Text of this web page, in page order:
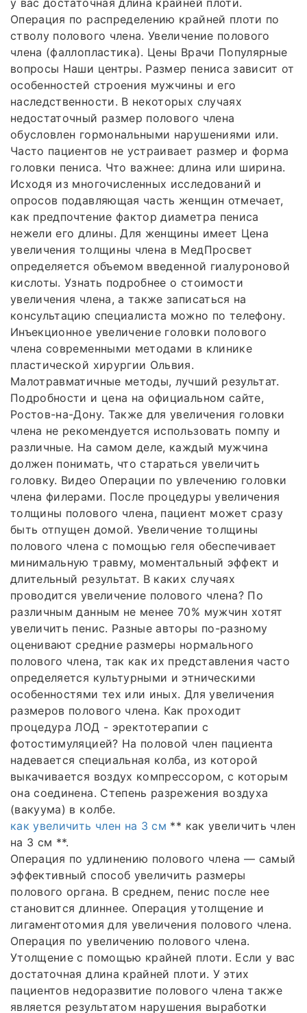
Операция по распределению крайней плоти по
стволу полового члена. Увеличение полового
члена (фаллопластика). Цены Врачи Популярные
вопросы Наши центры. Размер пениса зависит от
особенностей строения мужчины и его
наследственности. В некоторых случаях
недостаточный размер полового члена
обусловлен гормональными нарушениями или.
Часто пациентов не устраивает размер и форма
головки пениса. Что важнее: длина или ширина.
Исходя из многочисленных исследований и
опросов подавляющая часть женщин отмечает,
как предпочтение фактор диаметра пениса
нежели его длины. Для женщины имеет Цена
увеличения толщины члена в МедПросвет
определяется объемом введенной гиалуроновой
кислоты. Узнать подробнее о стоимости
увеличения члена, а также записаться на
консультацию специалиста можно по телефону.
Инъекционное увеличение головки полового
члена современными методами в клинике
пластической хирургии Ольвия.
Малотравматичные методы, лучший результат.
Подробности и цена на официальном сайте,
Ростов-на-Дону. Также для увеличения головки
члена не рекомендуется использовать помпу и
различные. На самом деле, каждый мужчина
должен понимать, что стараться увеличить
головку. Видео Операции по увлечению головки
члена филерами. После процедуры увеличения
толщины полового члена, пациент может сразу
быть отпущен домой. Увеличение толщины
полового члена с помощью геля обеспечивает
минимальную травму, моментальный эффект и
длительный результат. В каких случаях
проводится увеличение полового члена? По
различным данным не менее 70% мужчин хотят
увеличить пенис. Разные авторы по-разному
оценивают средние размеры нормального
полового члена, так как их представления часто
определяется культурными и этническими
особенностями тех или иных. Для увеличения
размеров полового члена. Как проходит
процедура ЛОД - эректотерапии с
фотостимуляцией? На половой член пациента
надевается специальная колба, из которой
выкачивается воздух компрессором, с которым
она соединена. Степень разрежения воздуха
(вакуума) в колбе.
как увеличить член на 3 см ** как увеличить член
на 3 см **.
Операция по удлинению полового члена — самый
эффективный способ увеличить размеры
полового органа. В среднем, пенис после нее
становится длиннее. Операция утолщение и
лигаментотомия для увеличения полового члена.
Операция по увеличению полового члена.
Утолщение с помощью крайней плоти. Если у вас
достаточная длина крайней плоти. У этих
пациентов недоразвитие полового члена также
является результатом нарушения выработки